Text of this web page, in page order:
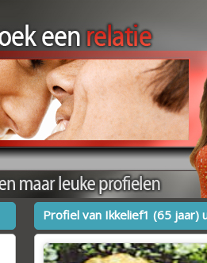
Profiel van Ikkelief1 (65 jaar)